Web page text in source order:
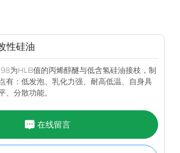
性硅油
为HLB值的丙烯醇醚与低含氢硅油接枝，制
有：低发泡、乳化力强、耐高低温、自身具
、分散功能。
在线留言